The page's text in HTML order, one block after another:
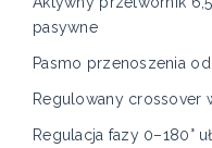
pasywne
Pasmo przenoszenia
Regulowany crossover
Regulacja fazy 0–180°